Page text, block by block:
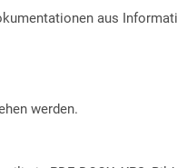
aus
werden.